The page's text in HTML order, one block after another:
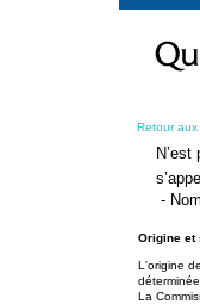
contenu
Retour
-
Origine et
L'origine
La